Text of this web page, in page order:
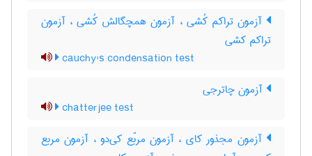
آزمون تراکم کُشی ، آزمون همچگالش کُشی ، آزمون
تراکم کشی
cauchy's condensation test
آزمون چاترجی
chatterjee test
آزمون مجذور کای ، آزمون مربّع کی‌دو ، آزمون مربع